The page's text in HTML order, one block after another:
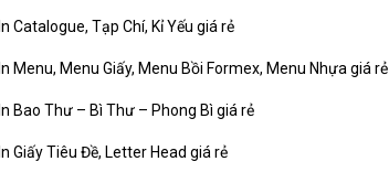
In Catalogue, Tạp Chí, Kỉ Yếu giá rẻ
In Menu, Menu Giấy, Menu Bồi Formex, Menu Nhựa giá rẻ
In Bao Thư – Bì Thư – Phong Bì giá rẻ
In Giấy Tiêu Đề, Letter Head giá rẻ